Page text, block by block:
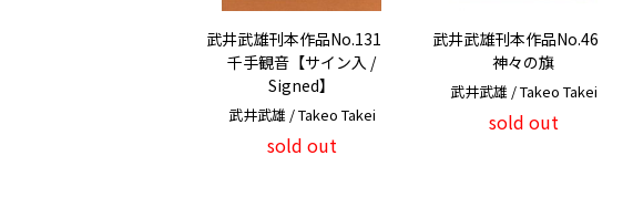
武井武雄刊本作品No.131
千手観音【サイン入 /
Signed】
武井武雄 / Takeo Takei
sold out
武井武雄刊本作品No.46
神々の旗
武井武雄 / Takeo Takei
sold out